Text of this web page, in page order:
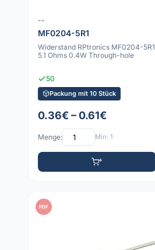
--
MF0204-5R1
Widerstand RPtronics MF0204-5R1
5.1 Ohms 0.4W Through-hole
50
Packung mit 10 Stück
0.36€ – 0.61€
Menge: Min: 1
PDF